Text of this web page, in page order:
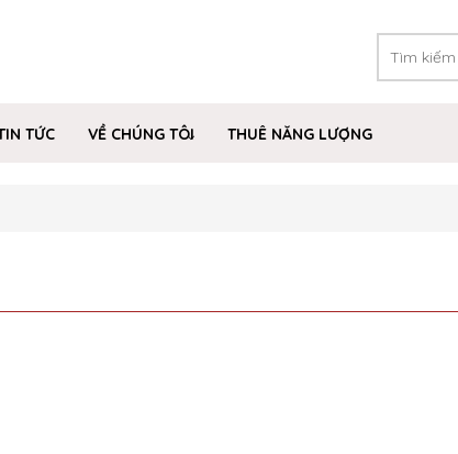
TỨC VỀ CHÚNG TÔI
THUÊ NĂNG LƯỢNG